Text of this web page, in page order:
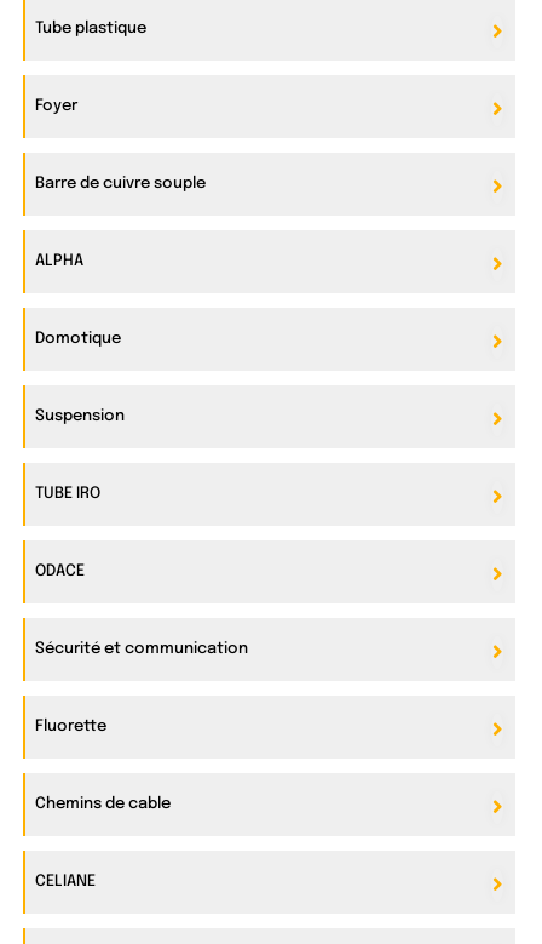
Tube plastique
Foyer
Barre de cuivre souple
ALPHA
Domotique
Suspension
TUBE IRO
ODACE
Sécurité et communication
Fluorette
Chemins de cable
CELIANE